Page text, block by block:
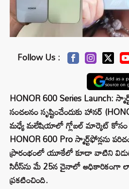
Follow Us :
Add as a
source on
HONOR 600 Series Launch:
సంచలనం సృష్టించేందుకు హానర్
మధ్యే మలేషియాలో గ్లోబల్ మార్కెట్ కోసం
HONOR 600 Pro స్మార్ట్‌ఫోన్లను
ప్రారంభంలో యూకేలో కూడా వాటిని
సిరీస్‌ను మే 25న చైనాలో అధికారికంగా
ప్రకటించింది.